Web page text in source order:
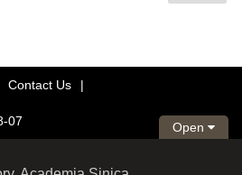
Contact Us
|
07
Open